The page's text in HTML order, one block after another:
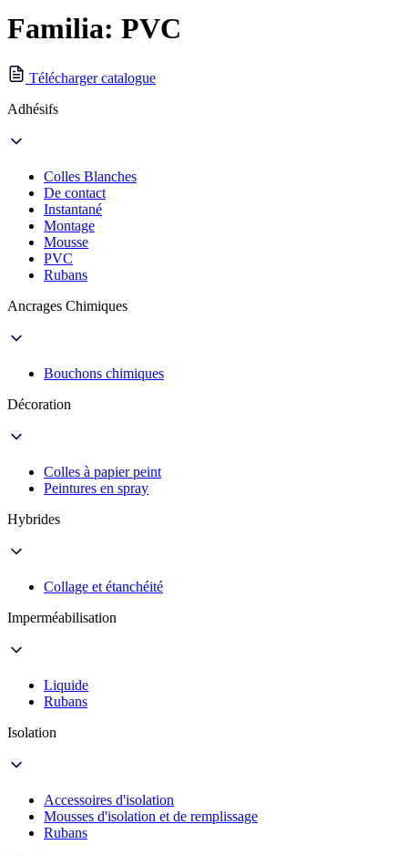
Familia: PVC
Télécharger catalogue
Adhésifs
Colles Blanches
De contact
Instantané
Montage
Mousse
PVC
Rubans
Ancrages Chimiques
Bouchons chimiques
Décoration
Colles à papier peint
Peintures en spray
Hybrides
Collage et étanchéité
Imperméabilisation
Liquide
Rubans
Isolation
Accessoires d'isolation
Mousses d'isolation et de remplissage
Rubans